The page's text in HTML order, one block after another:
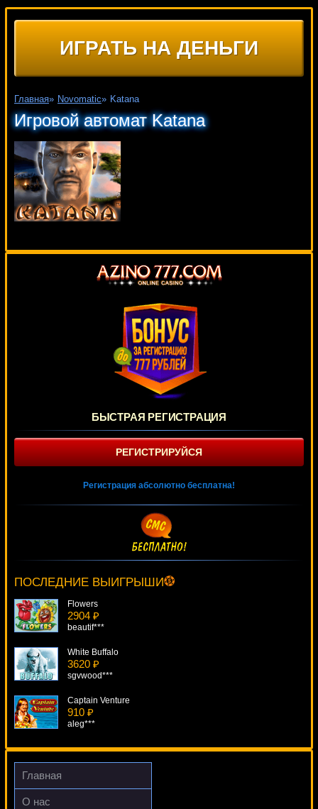
ИГРАТЬ НА ДЕНЬГИ
Главная» Novomatic» Katana
Игровой автомат Katana
БЫСТРАЯ РЕГИСТРАЦИЯ
РЕГИСТРИРУЙСЯ
Регистрация абсолютно бесплатна!
ПОСЛЕДНИЕ ВЫИГРЫШИ
ivan-lev***
Flowers
2904 ₽
beautif***
White Buffalo
3620 ₽
sgvwood***
Captain Venture
910 ₽
aleg***
Golden Planet
2553 ₽
Главная
О нас